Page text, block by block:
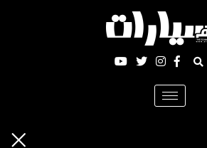
Toggle
navigation